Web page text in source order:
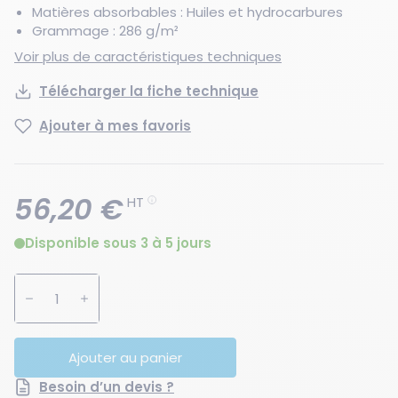
Matières absorbables : Huiles et hydrocarbures
Grammage : 286 g/m²
Voir plus de caractéristiques techniques
Télécharger la fiche technique
Ajouter à mes favoris
56,20 €HT
Disponible sous 3 à 5 jours
Augmenter la quantité
Ajouter au panier
Besoin d’un devis ?